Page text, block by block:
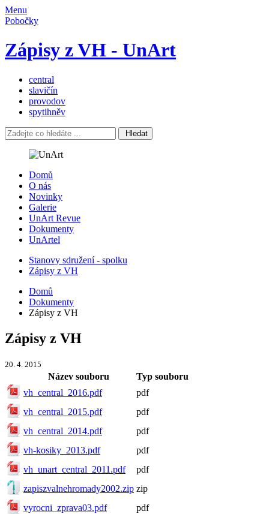
Menu
Pobočky
Zápisy z VH - UnArt
central
slavičín
provodov
spytihněv
Hledat
Domů
O nás
Novinky
Galerie
UnArt Revue
Dokumenty
UnArtel
Stanovy sdružení - spolku
Zápisy z VH
Domů
Dokumenty
Zápisy z VH
Zápisy z VH
20. 4. 2015
Název souboru
Typ souboru
vh_central_2016.pdf
pdf
vh_central_2015.pdf
pdf
vh_central_2014.pdf
pdf
vh-kosiky_2013.pdf
pdf
vh_unart_central_2011.pdf
pdf
zapiszvalnehromady2002.zip zip
vyrocni_zprava03.pdf
pdf